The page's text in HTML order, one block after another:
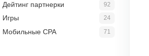
92
Дейтинг партнерки
24
Игры
71
Мобильные CPA